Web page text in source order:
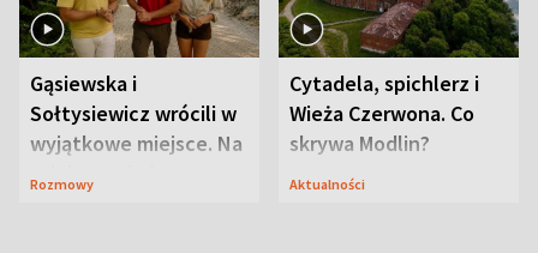
Gąsiewska i
Sołtysiewicz wrócili w
wyjątkowe miejsce. Na
szlaku czekał
Rozmowy
Cytadela, spichlerz i
Wieża Czerwona. Co
skrywa Modlin?
Aktualności